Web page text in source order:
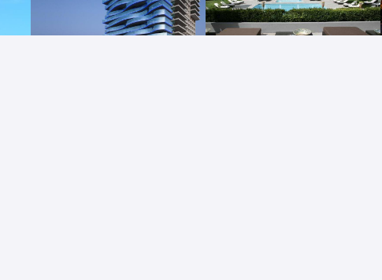
Troia Design Hotel
Tróia, Alentejo, Portugal
M'AR De AR Muralhas
Évora, Alentejo, Portugal